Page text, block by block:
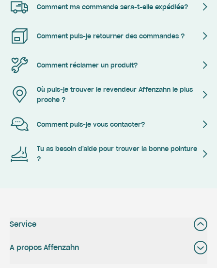
Comment ma commande sera-t-elle expédiée?
Comment puis-je retourner des commandes ?
Comment réclamer un produit?
Où puis-je trouver le revendeur Affenzahn le plus
proche ?
Comment puis-je vous contacter?
Tu as besoin d'aide pour trouver la bonne pointure
?
Service
A propos Affenzahn